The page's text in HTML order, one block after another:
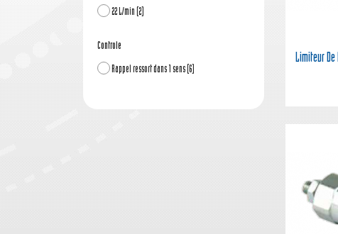
22 L/min (2)
Controle
Rappel ressort dans 1 sens (6)
Limiteur De